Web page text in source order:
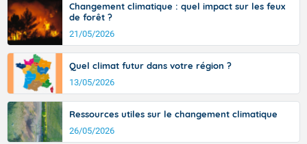
Changement climatique : quel impact sur les feux
de forêt ?
21/05/2026
Quel climat futur dans votre région ?
13/05/2026
Ressources utiles sur le changement climatique
26/05/2026